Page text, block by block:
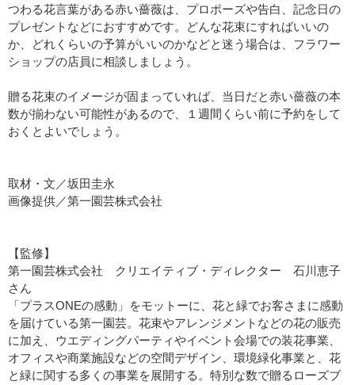
つわる花言葉がある赤い薔薇は、プロポーズや告白、記念日の
プレゼントなどにおすすめです。どんな花束にすればいいの
か、どれくらいの予算がいいのかなどと迷う場合は、フラワー
ショップの店員に相談しましょう。
贈る花束のイメージが固まっていれば、当日だと赤い薔薇の本
数が揃わない可能性があるので、１週間くらい前に予約をして
おくとよいでしょう。
取材・文／坂田圭永
画像提供／第一園芸株式会社
【監修】
第一園芸株式会社 クリエイティブ・ディレクター 石川恵子
さん
「プラスONEの感動」をモットーに、花と緑でお客さまに感動
を届けている第一園芸。花束やアレンジメントなどの花の販売
に加え、ウエディングパーティやイベント会場での装花事業、
オフィスや商業施設などの空間デザイン、環境緑化事業と、花
と緑に関する多くの事業を展開する。特別な数で贈るローズブ